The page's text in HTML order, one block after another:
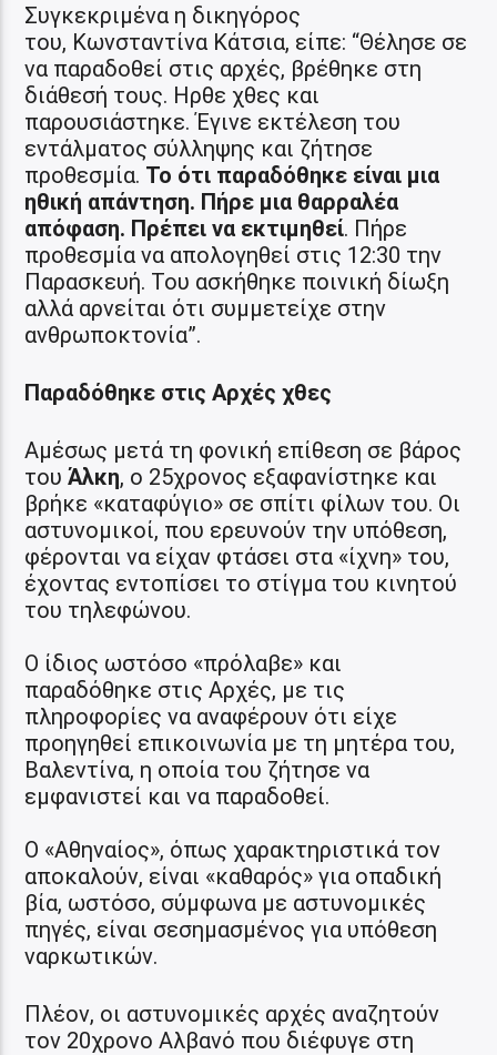
Συγκεκριμένα η δικηγόρος
του, Κωνσταντίνα Κάτσια, είπε: “Θέλησε σε
να παραδοθεί στις αρχές, βρέθηκε στη
διάθεσή τους. Ηρθε χθες και
παρουσιάστηκε. Έγινε εκτέλεση του
εντάλματος σύλληψης και ζήτησε
προθεσμία. Το ότι παραδόθηκε είναι μια
ηθική απάντηση. Πήρε μια θαρραλέα
απόφαση. Πρέπει να εκτιμηθεί. Πήρε
προθεσμία να απολογηθεί στις 12:30 την
Παρασκευή. Του ασκήθηκε ποινική δίωξη
αλλά αρνείται ότι συμμετείχε στην
ανθρωποκτονία”.
Παραδόθηκε στις Αρχές χθες
Αμέσως μετά τη φονική επίθεση σε βάρος
τουΆλκη, ο 25χρονος εξαφανίστηκε και
βρήκε «καταφύγιο» σε σπίτι φίλων του. Οι
αστυνομικοί, που ερευνούν την υπόθεση,
φέρονται να είχαν φτάσει στα «ίχνη» του,
έχοντας εντοπίσει το στίγμα του κινητού
του τηλεφώνου.
Ο ίδιος ωστόσο «πρόλαβε» και
παραδόθηκε στις Αρχές, με τις
πληροφορίες να αναφέρουν ότι είχε
προηγηθεί επικοινωνία με τη μητέρα του,
Βαλεντίνα, η οποία του ζήτησε να
εμφανιστεί και να παραδοθεί.
Ο «Αθηναίος», όπως χαρακτηριστικά τον
αποκαλούν, είναι «καθαρός» για οπαδική
βία, ωστόσο, σύμφωνα με αστυνομικές
πηγές, είναι σεσημασμένος για υπόθεση
ναρκωτικών.
Πλέον, οι αστυνομικές αρχές αναζητούν
τον 20χρονο Αλβανό που διέφυγε στη